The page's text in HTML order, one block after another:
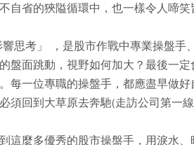
自省的狹隘循環中，也一樣令人啼笑
響思考」 ，是股市作戰中專業操盤
盤面跳動，視野如何加大？最後一
每一位專職的操盤手，都應盡早做
須回到大草原去奔馳(走訪公司第一
這麼多優秀的股市操盤手，用淚水